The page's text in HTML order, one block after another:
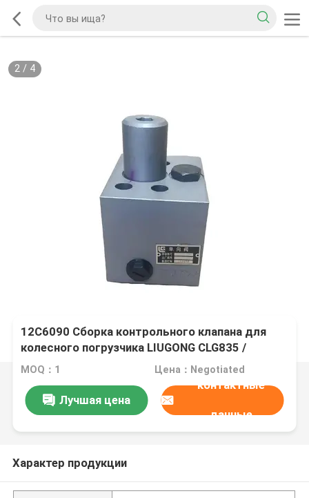
2/ 4
12С6090 Сборка контрольного клапана для
колесного погрузчика LIUGONG CLG835 /
CLG835H、CLG855 / CLG855N / CLG855H、
CLG862 / CLG862H、ZL50C / ZL50CN
MOQ：1 Цена：Negotiated
Лучшая цена
контактные
данные
Характер продукции